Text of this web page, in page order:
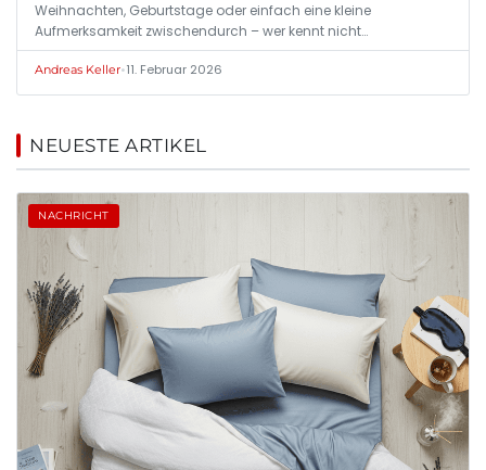
Weihnachten, Geburtstage oder einfach eine kleine
Aufmerksamkeit zwischendurch – wer kennt nicht…
Andreas Keller•11. Februar 2026
NEUESTE ARTIKEL
NACHRICHT